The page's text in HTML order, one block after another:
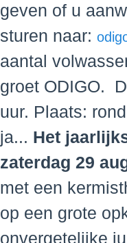
geven of u
sturen naar:
aantal
groet ODIGO.
uur. Plaats:
ja... Het
zaterdag 29
met een
op een grote
onvergetelijke